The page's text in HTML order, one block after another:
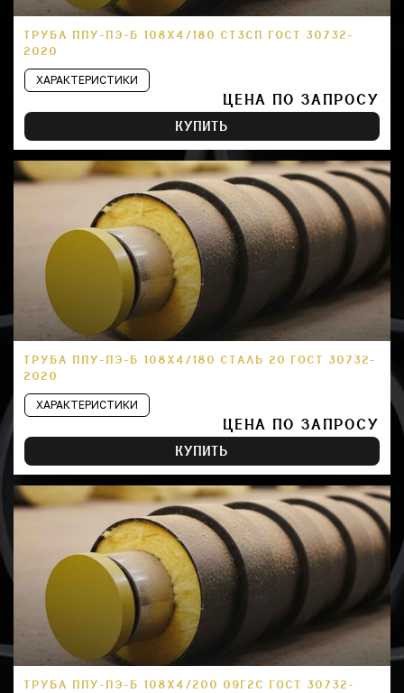
ТРУБА ППУ-ПЭ-Б 108Х4/180 СТ3СП ГОСТ 30732-
2020
ХАРАКТЕРИСТИКИ
ЦЕНА ПО ЗАПРОСУ
КУПИТЬ
ТРУБА ППУ-ПЭ-Б 108Х4/180 СТАЛЬ 20 ГОСТ 30732-
2020
ХАРАКТЕРИСТИКИ
ЦЕНА ПО ЗАПРОСУ
КУПИТЬ
ТРУБА ППУ-ПЭ-Б 108Х4/200 09Г2С ГОСТ 30732-